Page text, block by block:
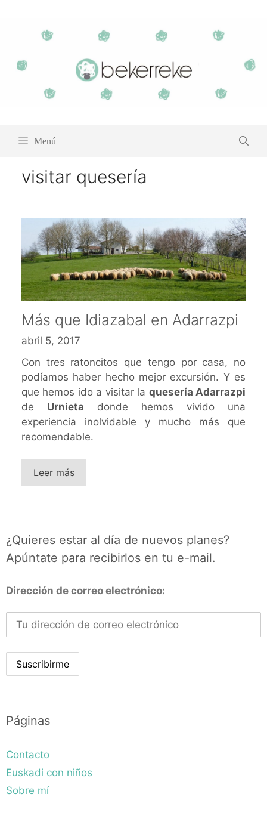
contenido
Menú
visitar quesería
Más que Idiazabal en Adarrazpi
abril 5, 2017
Con tres ratoncitos que tengo por casa, no
podíamos haber hecho mejor excursión. Y es
que hemos ido a visitar la quesería Adarrazpi
de Urnieta donde hemos vivido una
experiencia inolvidable y mucho más que
recomendable.
Leer más
¿Quieres estar al día de nuevos planes?
Apúntate para recibirlos en tu e-mail.
Dirección de correo electrónico:
Páginas
Contacto
Euskadi con niños
Sobre mí